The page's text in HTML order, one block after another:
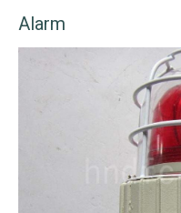
Alarm